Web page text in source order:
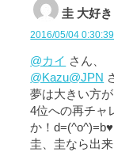
圭 大好き
2016/05/04 0:30:39
@カイ さん、
@Kazu@JPN
夢は大きい方
4位への再チャ
か！d=(^o^)=b♥
圭、圭なら出